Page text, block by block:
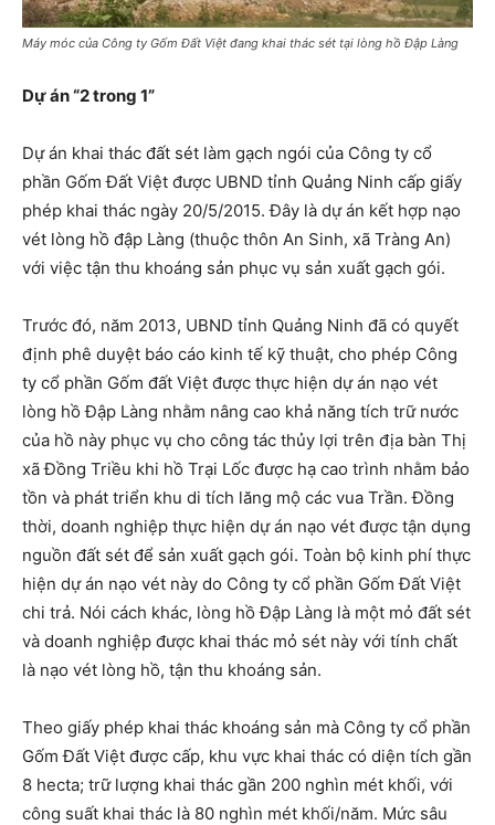
Máy móc của Công ty Gốm Đất Việt đang khai thác sét tại lòng hồ Đập Làng
Dự án “2 trong 1”
Dự án khai thác đất sét làm gạch ngói của Công ty cổ
phần Gốm Đất Việt được UBND tỉnh Quảng Ninh cấp giấy
phép khai thác ngày 20/5/2015. Đây là dự án kết hợp nạo
vét lòng hồ đập Làng (thuộc thôn An Sinh, xã Tràng An)
với việc tận thu khoáng sản phục vụ sản xuất gạch gói.
Trước đó, năm 2013, UBND tỉnh Quảng Ninh đã có quyết
định phê duyệt báo cáo kinh tế kỹ thuật, cho phép Công
ty cổ phần Gốm đất Việt được thực hiện dự án nạo vét
lòng hồ Đập Làng nhằm nâng cao khả năng tích trữ nước
của hồ này phục vụ cho công tác thủy lợi trên địa bàn Thị
xã Đồng Triều khi hồ Trại Lốc được hạ cao trình nhằm bảo
tồn và phát triển khu di tích lăng mộ các vua Trần. Đồng
thời, doanh nghiệp thực hiện dự án nạo vét được tận dụng
nguồn đất sét để sản xuất gạch gói. Toàn bộ kinh phí thực
hiện dự án nạo vét này do Công ty cổ phần Gốm Đất Việt
chi trả. Nói cách khác, lòng hồ Đập Làng là một mỏ đất sét
và doanh nghiệp được khai thác mỏ sét này với tính chất
là nạo vét lòng hồ, tận thu khoáng sản.
Theo giấy phép khai thác khoáng sản mà Công ty cổ phần
Gốm Đất Việt được cấp, khu vực khai thác có diện tích gần
8 hecta; trữ lượng khai thác gần 200 nghìn mét khối, với
công suất khai thác là 80 nghìn mét khối/năm. Mức sâu